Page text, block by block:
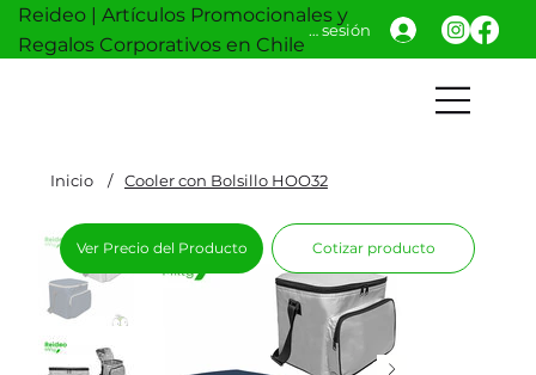
Reideo | Artículos Promocionales y
Regalos Corporativos en Chile
Iniciar sesión
Inicio / Cooler con Bolsillo HOO32
Ver Precio del Producto Cotizar producto